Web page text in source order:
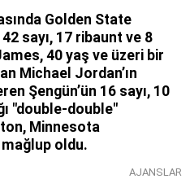
Golden State
sayı, 17 ribaunt ve 8
40 yaş ve üzeri bir
Michael Jordan’ın
Şengün’ün 16 sayı, 10
"double-double"
Minnesota
oldu.
AJANSLAR